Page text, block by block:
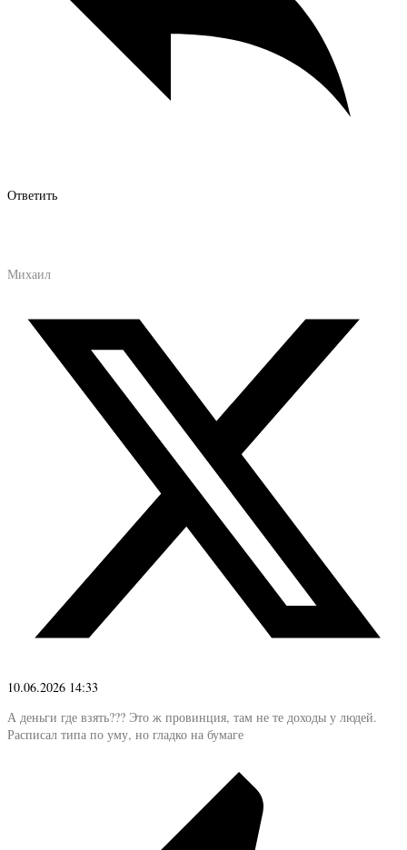
Ответить
Михаил
10.06.2026 14:33
А деньги где взять??? Это ж провинция, там не те доходы у людей.
Расписал типа по уму, но гладко на бумаге